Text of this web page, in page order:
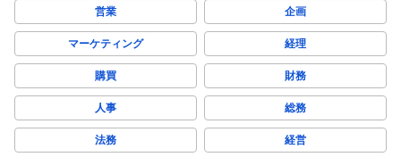
営業 企画
マーケティング 経理
購買 財務
人事 総務
法務 経営